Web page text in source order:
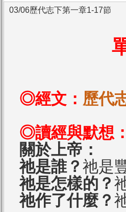
03/06歷代志下第一章1-17節
◎經文： 歷代
◎讀經與默想
關於上帝：
祂是誰？ 祂是
祂是怎樣的？
祂作了什麼？